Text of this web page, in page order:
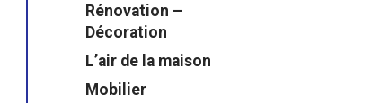
Rénovation –
Décoration
L’air de la maison
Mobilier